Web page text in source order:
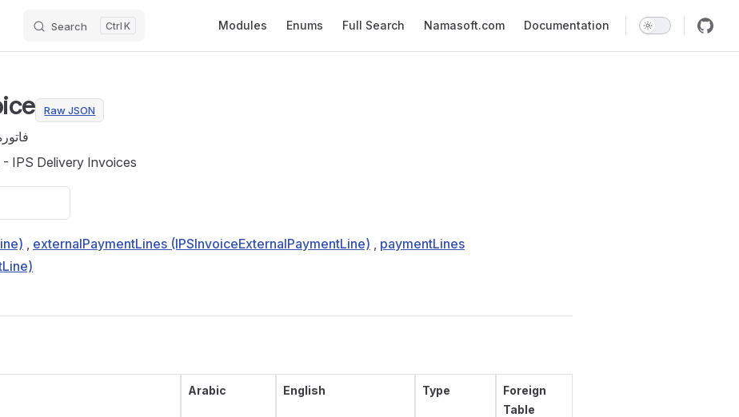
Search K Modules Enums Full Search Namasoft.com Documentation
Raw JSON
IPS Delivery Invoices
, externalPaymentLines (IPSInvoiceExternalPaymentLine) , paymentLines
Arabic English Type
Foreign
Table